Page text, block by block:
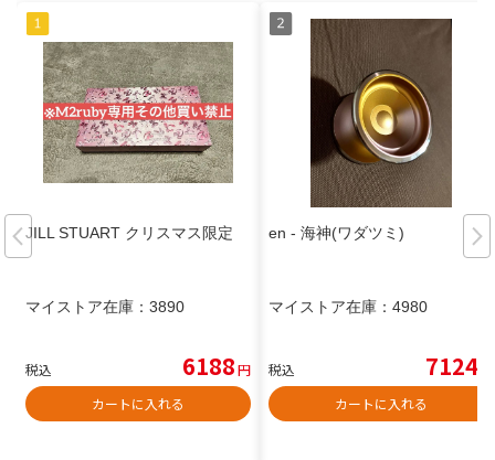
JILL STUART クリスマス限定
マイストア在庫： 3890
税込 6188円
カートに入れる
en - 海神(ワダツミ)
マイストア在庫： 4980
税込 7124
カートに入れる